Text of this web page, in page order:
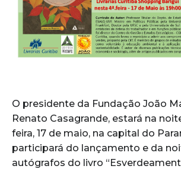
O presidente da Fundação João
Renato Casagrande, estará na
feira, 17 de maio, na capital do
participará do lançamento e da
autógrafos do livro